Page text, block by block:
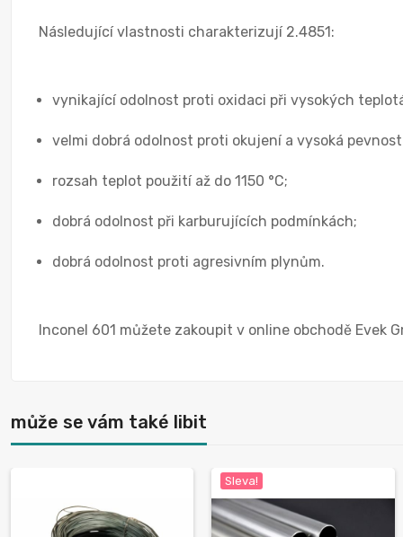
Následující vlastnosti charakterizují 2.4851:
vynikající odolnost proti oxidaci při vysokých
velmi dobrá odolnost proti okujení a vysoká
rozsah teplot použití až do 1150 °C;
dobrá odolnost při karburujících podmínkách;
dobrá odolnost proti agresivním plynům.
Inconel 601 můžete zakoupit v online obchodě Evek
může se vám také libit
Sleva!